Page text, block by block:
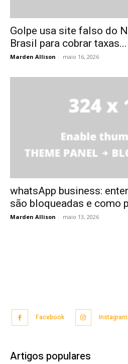
Golpe usa site falso do
Brasil para cobrar taxas...
Marden Allison - maio 16, 2026
whatsApp business:
são bloqueadas e como
Marden Allison - maio 13, 2026
Facebook Instagram
Artigos populares